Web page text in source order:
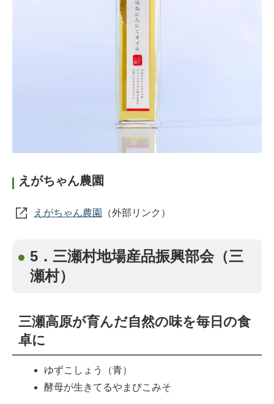
えがちゃん農園
えがちゃん農園 （外部リンク）
5．三瀬村地場産品振興部会（三
瀬村）
三瀬高原が育んだ自然の味を毎日の食
卓に
ゆずこしょう（青）
酵母が生きてるやまびこみそ